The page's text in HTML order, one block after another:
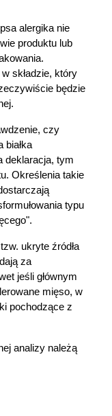
alergika nie
produktu lub
składzie, który
będzie
czy
białka
deklaracja, tym
Określenia takie
typu
ukryte źródła
za
jeśli głównym
mięso, w
pochodzące z
analizy należą